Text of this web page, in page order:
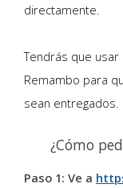
directamente.
Tendrás que
Remambo para
sean entregados.
¿Cómo
Paso 1: Ve a